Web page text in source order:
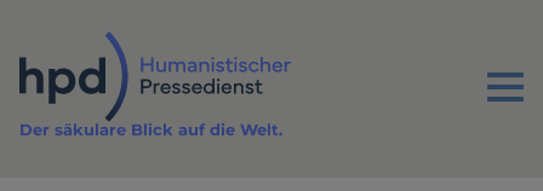
Inhalt
Menu
Der säkulare Blick auf die Welt.